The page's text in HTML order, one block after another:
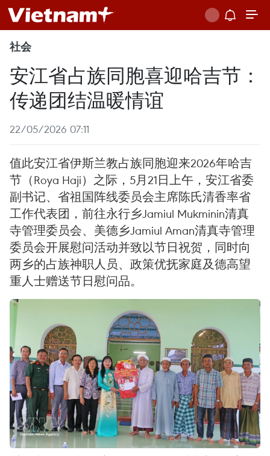
社会
安江省占族同胞喜迎哈吉节：
传递团结温暖情谊
22/05/2026 07:11
值此安江省伊斯兰教占族同胞迎来2026年哈吉
节（Roya Haji）之际，5月21日上午，安江省委
副书记、省祖国阵线委员会主席陈氏清香率省
工作代表团，前往永行乡Jamiul Mukminin清真
寺管理委员会、美德乡Jamiul Aman清真寺管理
委员会开展慰问活动并致以节日祝贺，同时向
两乡的占族神职人员、政策优抚家庭及德高望
重人士赠送节日慰问品。